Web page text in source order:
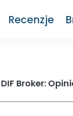
Recenzje
DIF Broker: